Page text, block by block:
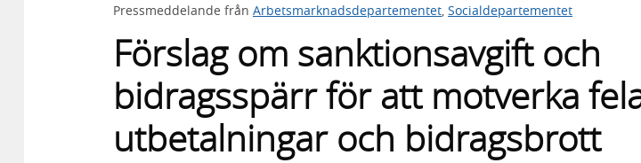
med
Pressmeddelande från Arbetsmarknadsdepartementet Socialdepartementet
Förslag om sanktionsavgift och
bidragsspärr för att motverka
utbetalningar och bidragsbrott